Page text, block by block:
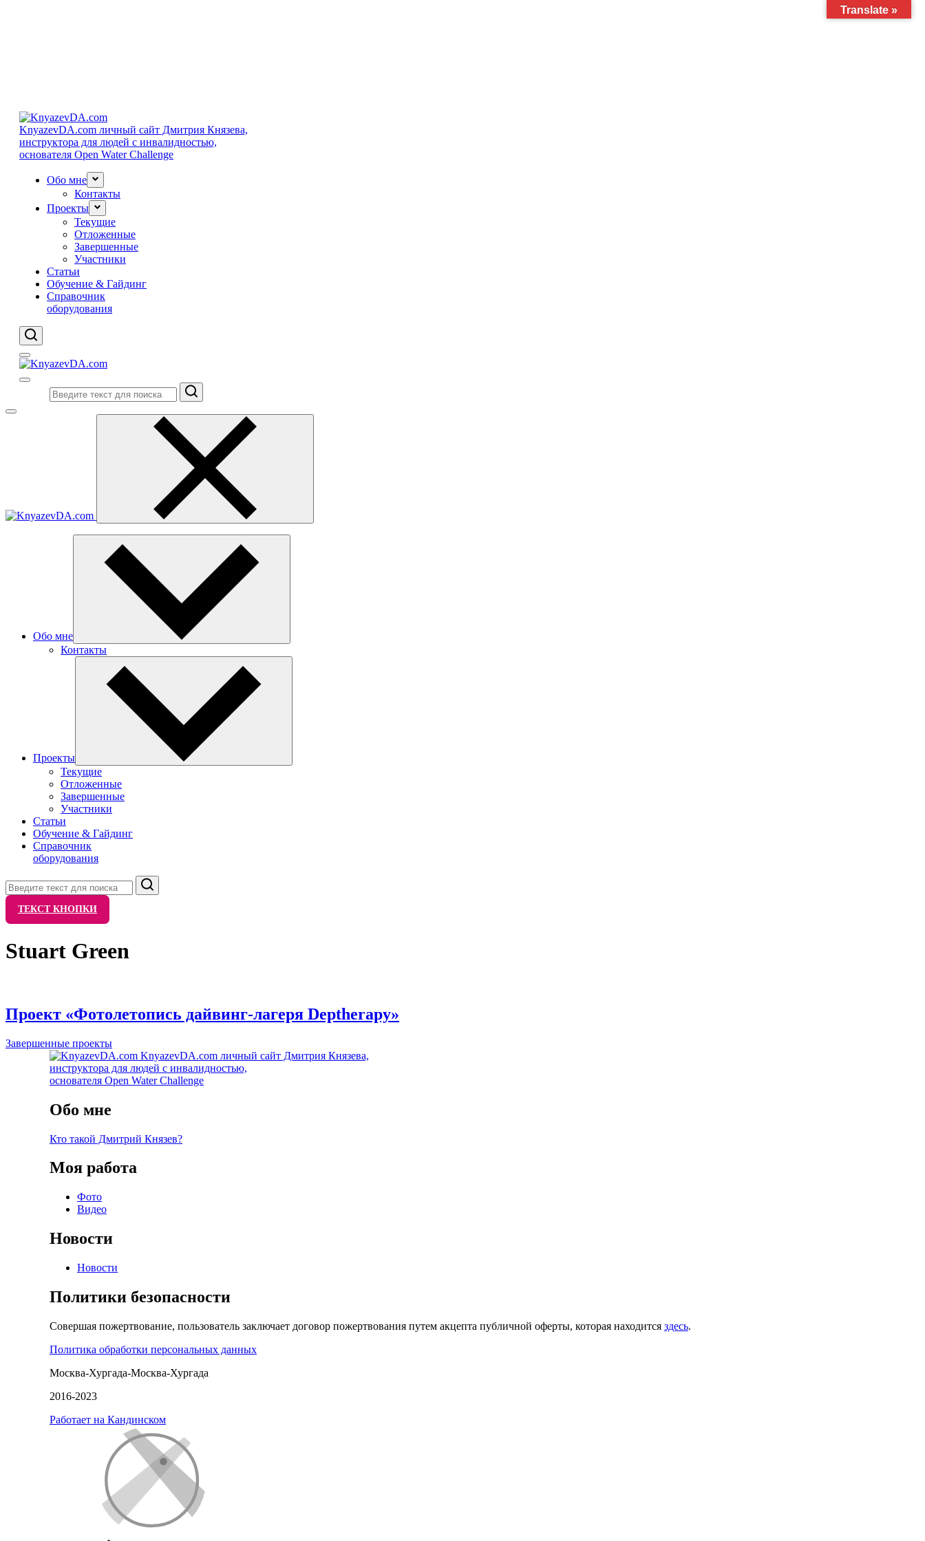
KnyazevDA.com личный сайт Дмитрия Князева,
инструктора для людей с инвалидностью,
основателя Open Water Challenge
Обо мне
Контакты
Проекты
Текущие
Отложенные
Завершенные
Участники
Статьи
Обучение & Гайдинг
Справочник
оборудования
Поиск
Обо мне
Контакты
Проекты
Текущие
Отложенные
Завершенные
Участники
Статьи
Обучение & Гайдинг
Справочник
оборудования
Поиск
ТЕКСТ КНОПКИ
Stuart Green
Проект «Фотолетопись дайвинг-лагеря Deptherapy»
Завершенные проекты
KnyazevDA.com личный сайт Дмитрия Князева,
инструктора для людей с инвалидностью,
основателя Open Water Challenge
Обо мне
Кто такой Дмитрий Князев?
Моя работа
Фото
Видео
Новости
Новости
Политики безопасности
Совершая пожертвование, пользователь заключает договор пожертвования путем акцепта публичной оферты, которая находится здесь.
Политика обработки персональных данных
Москва-Хургада-Москва-Хургада
2016-2023
Работает на Кандинском
Translate »